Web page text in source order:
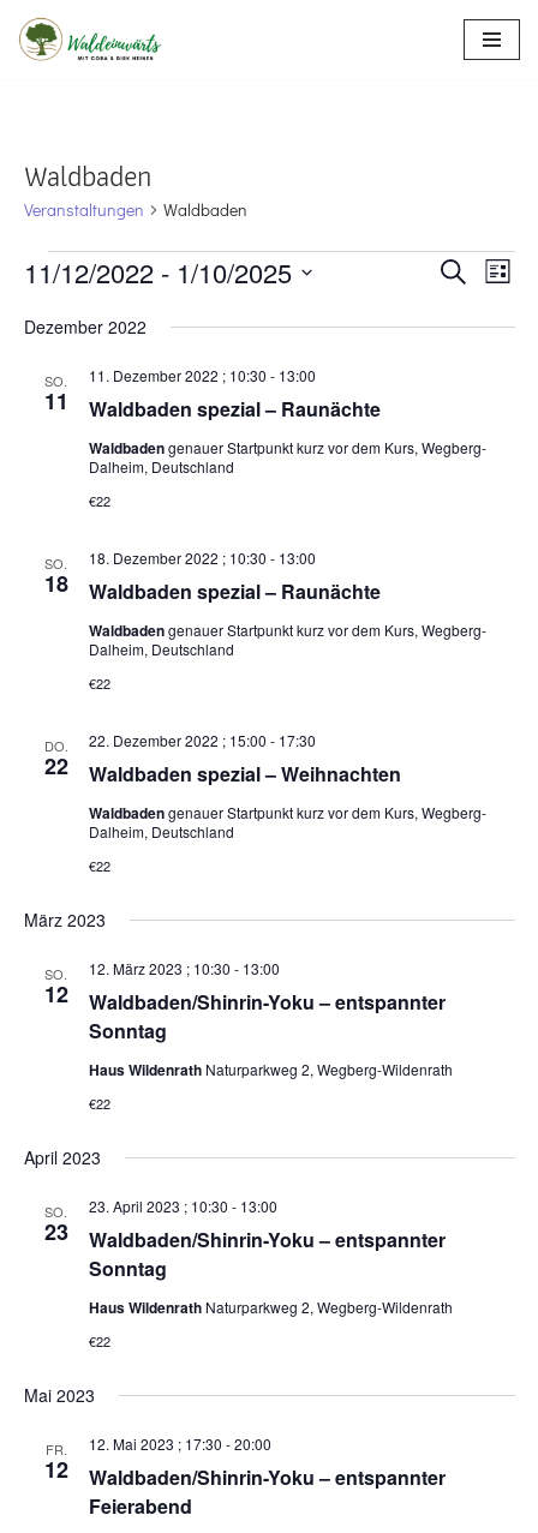
Zum
Waldbaden
Veranstaltungen Waldbaden
Suche
SucheListe
11/12/2022 - 1/10/2025
wählen.
Dezember 2022
SO.
11 Waldbaden spezial – Raunächte
11. Dezember 2022 ; 10:30 - 13:00
Waldbadengenauer Startpunkt kurz vor dem Kurs, Wegberg-
Dalheim, Deutschland
€22
SO.
18 Waldbaden spezial – Raunächte
18. Dezember 2022 ; 10:30 - 13:00
Waldbadengenauer Startpunkt kurz vor dem Kurs, Wegberg-
Dalheim, Deutschland
€22
DO.
22 Waldbaden spezial – Weihnachten
22. Dezember 2022 ; 15:00 - 17:30
Waldbadengenauer Startpunkt kurz vor dem Kurs, Wegberg-
Dalheim, Deutschland
€22
März 2023
SO.
12
Waldbaden/Shinrin-Yoku – entspannter
Sonntag
12. März 2023 ; 10:30 - 13:00
Haus Wildenrath Naturparkweg 2, Wegberg-Wildenrath
€22
April 2023
SO.
23
Waldbaden/Shinrin-Yoku – entspannter
Sonntag
23. April 2023 ; 10:30 - 13:00
Haus Wildenrath Naturparkweg 2, Wegberg-Wildenrath
€22
Mai 2023
FR.
12
Waldbaden/Shinrin-Yoku – entspannter
Feierabend
12. Mai 2023 ; 17:30 -20:00